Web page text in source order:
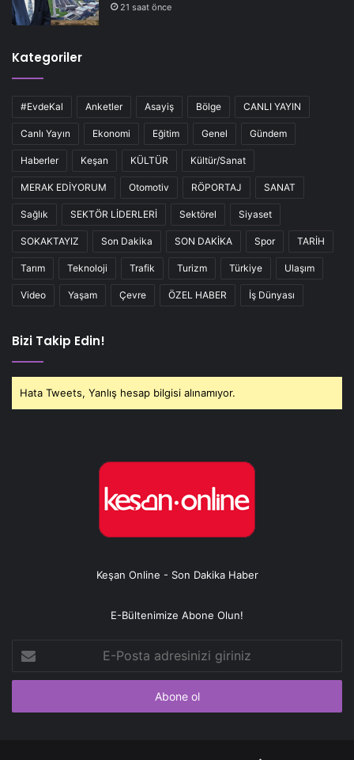
21 saat önce
Kategoriler
#EvdeKal Anketler Asayiş Bölge CANLI YAYIN
Canlı Yayın Ekonomi Eğitim Genel Gündem
Haberler Keşan KÜLTÜR Kültür/Sanat
MERAK EDİYORUM Otomotiv RÖPORTAJ SANAT
Sağlık SEKTÖR LİDERLERİ Sektörel Siyaset
SOKAKTAYIZ Son Dakika SON DAKİKA Spor TARİH
Tarım Teknoloji Trafik Turizm Türkiye Ulaşım
Video Yaşam Çevre ÖZEL HABER İş Dünyası
Bizi Takip Edin!
Hata Tweets, Yanlış hesap bilgisi alınamıyor.
Keşan Online - Son Dakika Haber
E-Bültenimize Abone Olun!
Posta
adresinizi